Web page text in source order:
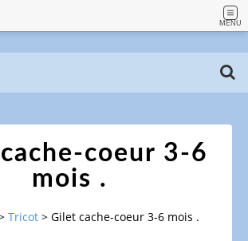
MENU
coeur 3-6
mois .
Tricot > Gilet cache-coeur 3-6 mois .